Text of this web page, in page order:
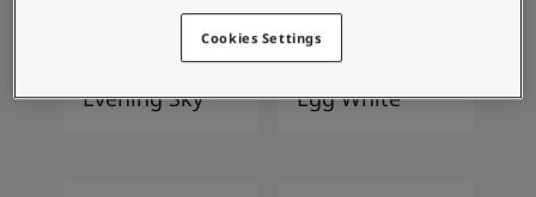
Evening Sky Egg White
Cookies Settings